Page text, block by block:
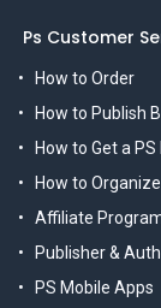
Ps Customer
How to Order
How to Publish
How to Get a
How to
Affiliate
Publisher &
PS Mobile Apps